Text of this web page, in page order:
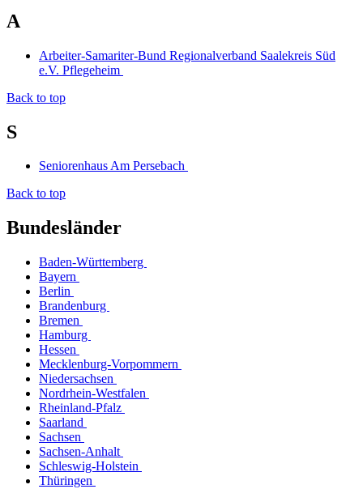
A
Arbeiter-Samariter-Bund Regionalverband Saalekreis Süd
e.V. Pflegeheim
Back to top
S
Seniorenhaus Am Persebach
Back to top
Bundesländer
Baden-Württemberg
Bayern
Berlin
Brandenburg
Bremen
Hamburg
Hessen
Mecklenburg-Vorpommern
Niedersachsen
Nordrhein-Westfalen
Rheinland-Pfalz
Saarland
Sachsen
Sachsen-Anhalt
Schleswig-Holstein
Thüringen